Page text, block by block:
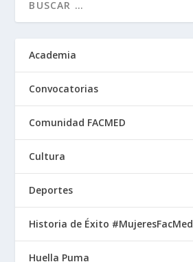
Academia
Convocatorias
Comunidad FACMED
Cultura
Deportes
Historia de Éxito #MujeresFacMed
Huella Puma